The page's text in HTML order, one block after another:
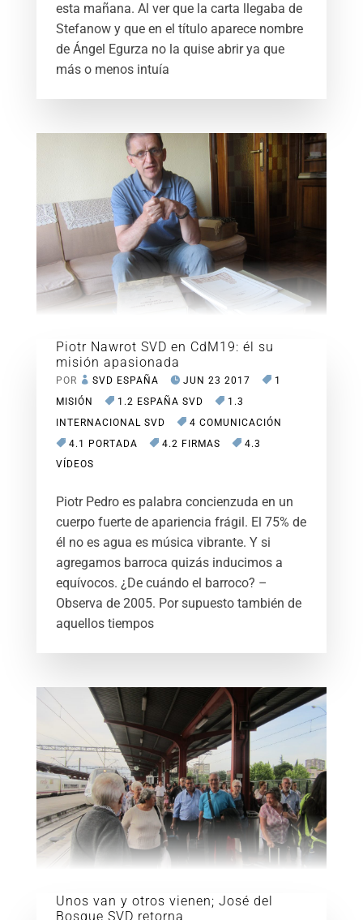
esta mañana. Al ver que la carta llegaba de
Stefanow y que en el título aparece nombre
de Ángel Egurza no la quise abrir ya que
más o menos intuía
Piotr Nawrot SVD en CdM19: él su
misión apasionada
POR SVD ESPAÑA JUN 23 2017
1
MISIÓN
1.2 ESPAÑA SVD
1.3
INTERNACIONAL SVD
4 COMUNICACIÓN
4.1 PORTADA
4.2 FIRMAS
4.3
VÍDEOS
Piotr Pedro es palabra concienzuda en un
cuerpo fuerte de apariencia frágil. El 75% de
él no es agua es música vibrante. Y si
agregamos barroca quizás inducimos a
equívocos. ¿De cuándo el barroco? –
Observa de 2005. Por supuesto también de
aquellos tiempos
Unos van y otros vienen; José del
Bosque SVD retorna